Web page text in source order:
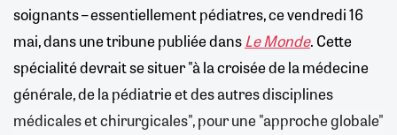
soignants – essentiellement pédiatres, ce vendredi 16
mai, dans une tribune publiée dansLe Monde. Cette
spécialité devrait se situer "à la croisée de la médecine
générale, de la pédiatrie et des autres disciplines
médicales et chirurgicales", pour une "approche globale"